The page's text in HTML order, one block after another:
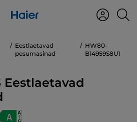
Eestlaetavad
pesumasinad
HW80-
B14959S8U1
Eestlaetavad